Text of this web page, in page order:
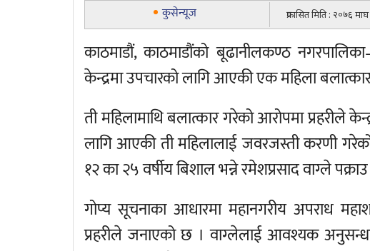
कुसेन्यूज प्रकासित मिति : २०७६
काठमाडौं, काठमाडौंको बूढानीलकण्ठ
केन्द्रमा उपचारको लागि आएकी एक महिला
ती महिलामाथि बलात्कार गरेको आरोपमा प्रहरीले
लागि आएकी ती महिलालाई जवरजस्ती करणी
१२ का २५ वर्षीय बिशाल भन्ने रमेशप्रसाद वाग्ले
गोप्य सूचनाका आधारमा महानगरीय अपराध
प्रहरीले जनाएको छ । वाग्लेलाई आवश्यक